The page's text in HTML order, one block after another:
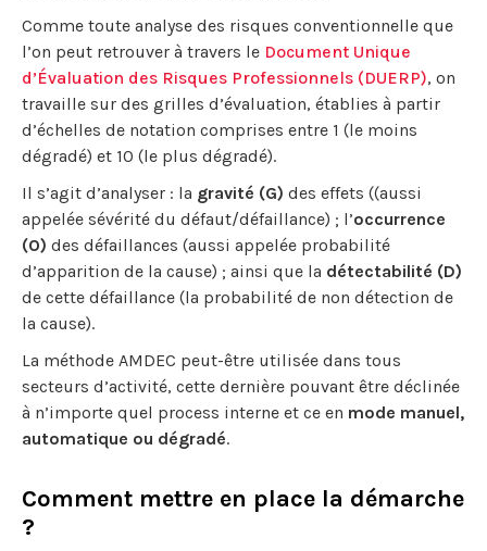
Comme toute analyse des risques conventionnelle que
l’on peut retrouver à travers le Document Unique
d’Évaluation des Risques Professionnels (DUERP), on
travaille sur des grilles d’évaluation, établies à partir
d’échelles de notation comprises entre 1 (le moins
dégradé) et 10 (le plus dégradé).
Il s’agit d’analyser : la gravité (G) des effets ((aussi
appelée sévérité du défaut/défaillance) ; l’occurrence
(O) des défaillances (aussi appelée probabilité
d’apparition de la cause) ; ainsi que la détectabilité (D)
de cette défaillance (la probabilité de non détection de
la cause).
La méthode AMDEC peut-être utilisée dans tous
secteurs d’activité, cette dernière pouvant être déclinée
à n’importe quel process interne et ce en mode manuel,
automatique ou dégradé.
Comment mettre en place la démarche
?